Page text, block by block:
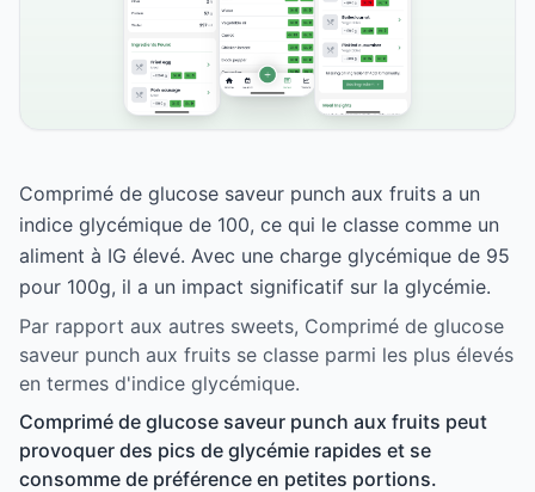
Comprimé de glucose saveur punch aux fruits a un
indice glycémique de 100, ce qui le classe comme un
aliment à IG élevé. Avec une charge glycémique de 95
pour 100g, il a un impact significatif sur la glycémie.
Par rapport aux autres sweets, Comprimé de glucose
saveur punch aux fruits se classe parmi les plus élevés
en termes d'indice glycémique.
Comprimé de glucose saveur punch aux fruits peut
provoquer des pics de glycémie rapides et se
consomme de préférence en petites portions.